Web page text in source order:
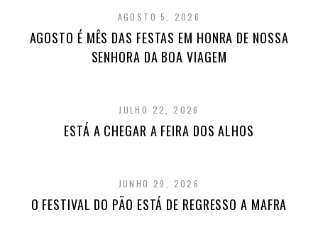
AGOSTO 5, 2026
AGOSTO É MÊS DAS FESTAS EM HONRA DE NOSSA
SENHORA DA BOA VIAGEM
JULHO 22, 2026
ESTÁ A CHEGAR A FEIRA DOS ALHOS
JUNHO 29, 2026
O FESTIVAL DO PÃO ESTÁ DE REGRESSO A MAFRA